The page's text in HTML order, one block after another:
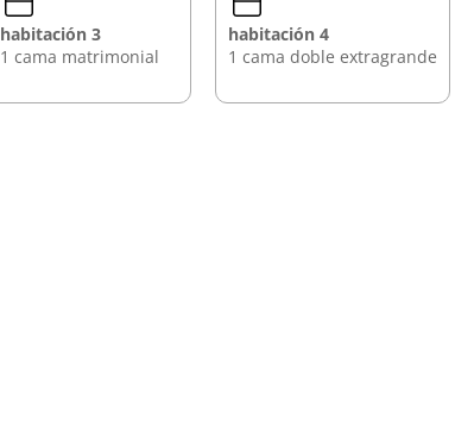
habitación 3
1 cama matrimonial
habitación 4
1 cama doble extragrande